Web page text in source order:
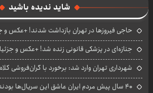
شاید ندیده باشید
حاجی فیروزها در تهران بازداشت شدند! +عکس و
جنازه‌ای در پزشکی قانونی زنده شد! +عکس و
شهرداری تهران وارد شد: برخورد با گران‌فروشی
۴۰ سال پیش مردم ایران عاشق این سریال‌ها بودند +عکس